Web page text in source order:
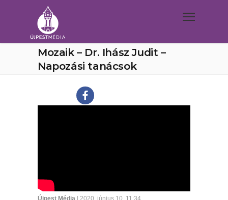
Mozaik – Dr. Ihász Judit –
Napozási tanácsok
Újpest Média | 2020. június 10. 11:34